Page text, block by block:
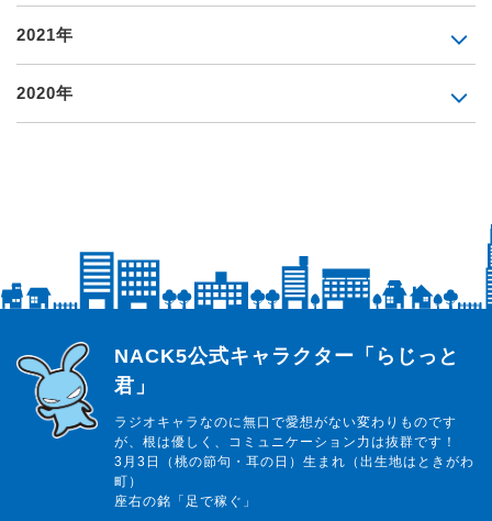
2021年
2020年
らじっと君
NACK5公式キャラクター「らじっと
君」
ラジオキャラなのに無口で愛想がない変わりものです
が、根は優しく、コミュニケーション力は抜群です！
3月3日（桃の節句・耳の日）生まれ（出生地はときがわ
町）
座右の銘「足で稼ぐ」